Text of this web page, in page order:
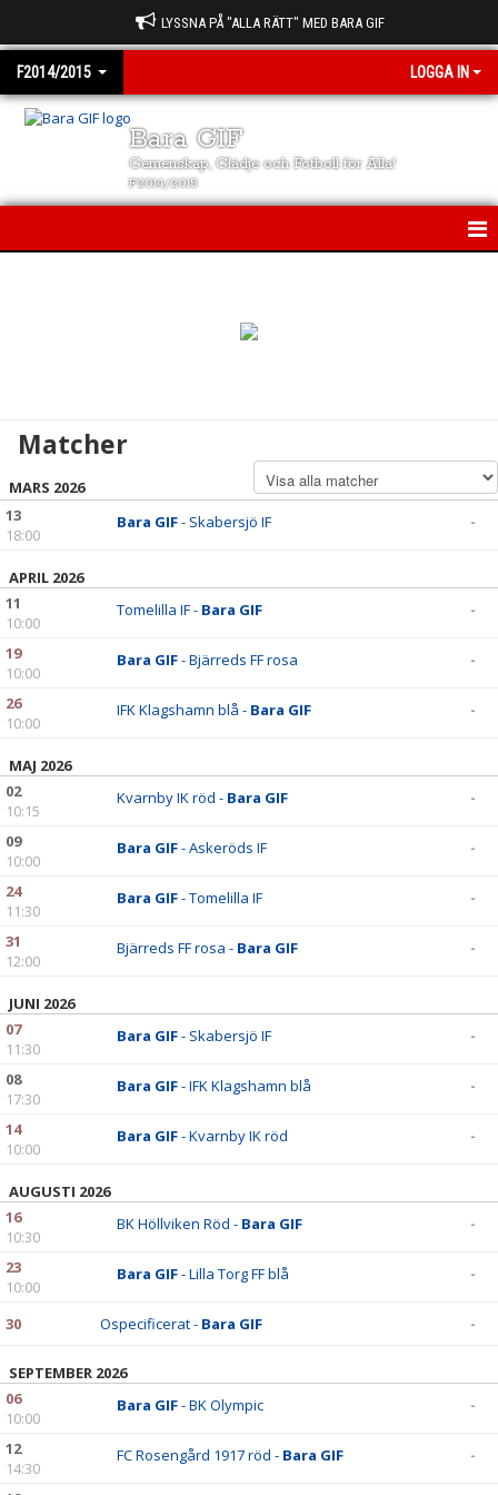
LYSSNA PÅ "ALLA RÄTT" MED BARA GIF
F2014/2015 LOGGA IN
Bara GIF
Gemenskap, Glädje och Fotboll för Alla!
F2014/2015
BILDGALLERI
KONTAKT
Matcher
MARS 2026
13
18:00
Bara GIF- Skabersjö IF -
APRIL 2026
11
10:00
Tomelilla IF - Bara GIF -
19
10:00
Bara GIF- Bjärreds FF rosa -
26
10:00
IFK Klagshamn blå - Bara GIF -
MAJ 2026
02
10:15
Kvarnby IK röd - Bara GIF -
09
10:00
Bara GIF- Askeröds IF -
24
11:30
Bara GIF- Tomelilla IF -
31
12:00
Bjärreds FF rosa - Bara GIF -
JUNI 2026
07
11:30
Bara GIF- Skabersjö IF -
08
17:30
Bara GIF- IFK Klagshamn blå -
14
10:00
Bara GIF- Kvarnby IK röd -
AUGUSTI 2026
16
10:30
BK Höllviken Röd - Bara GIF -
23
10:00
Bara GIF- Lilla Torg FF blå -
30 Ospecificerat - Bara GIF -
SEPTEMBER 2026
06
10:00
Bara GIF- BK Olympic -
12
14:30
FC Rosengård 1917 röd - Bara GIF -